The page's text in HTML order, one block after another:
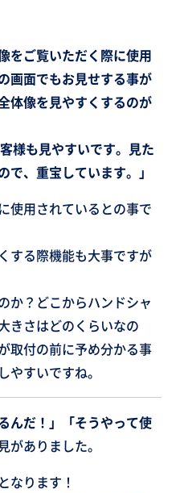
をご覧いただく際に使用
画面でもお見せする事が
体像を見やすくするのが
様も見やすいです。見た
で、重宝しています。」
使用されているとの事で
する際機能も大事ですが
か？どこからハンドシャ
きさはどのくらいなの
取付の前に予め分かる事
やすいですね。
んだ！」「そうやって使
がありました。
となります！